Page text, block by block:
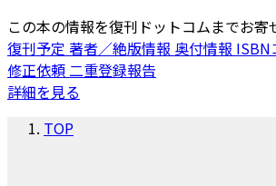
この本の情報を復刊ドットコムまでお寄
復刊予定 著者／絶版情報 奥付情報 ISBN
修正依頼二重登録報告
詳細を見る
TOP